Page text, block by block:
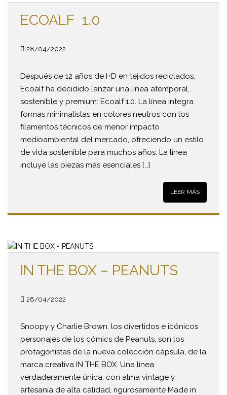
ECOALF 1.0
28/04/2022
Después de 12 años de I+D en tejidos reciclados,
Ecoalf ha decidido lanzar una línea atemporal,
sostenible y premium: Ecoalf 1.0. La línea integra
formas minimalistas en colores neutros con los
filamentos técnicos de menor impacto
medioambiental del mercado, ofreciendo un estilo
de vida sostenible para muchos años. La línea
incluye las piezas más esenciales […]
LEER MÁS
IN THE BOX – PEANUTS
28/04/2022
Snoopy y Charlie Brown, los divertidos e icónicos
personajes de los cómics de Peanuts, son los
protagonistas de la nueva colección cápsula, de la
marca creativa IN THE BOX. Una línea
verdaderamente única, con alma vintage y
artesanía de alta calidad, rigurosamente Made in